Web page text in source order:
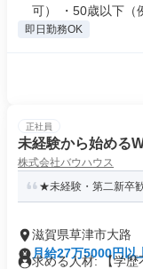
可） ・50歳以下（
即日勤務OK
正社員
未経験から始める
株式会社バウハウス
★未経験・第二新卒
滋賀県草津市大路
月給27万5000円以
求める人材: 【学